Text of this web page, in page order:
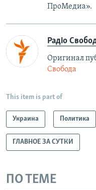
ПроМедиа».
Радіо
Оригинал
Свобода
This item is part of
Украина Политика
ГЛАВНОЕ ЗА СУТКИ
ПО ТЕМЕ